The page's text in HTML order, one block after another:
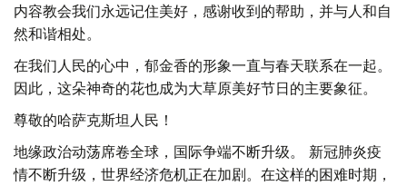
内容教会我们永远记住美好，感谢收到的帮助，并与人和自
然和谐相处。
在我们人民的心中，郁金香的形象一直与春天联系在一起。
因此，这朵神奇的花也成为大草原美好节日的主要象征。
尊敬的哈萨克斯坦人民！
地缘政治动荡席卷全球，国际争端不断升级。 新冠肺炎疫
情不断升级，世界经济危机正在加剧。在这样的困难时期，